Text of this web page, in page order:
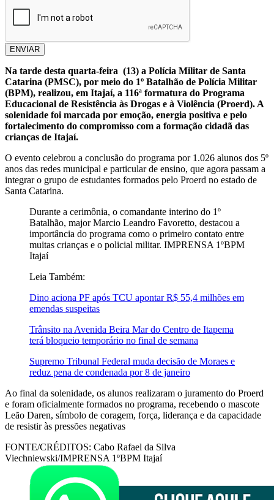
ENVIAR
Na tarde desta quarta-feira (13) a Polícia Militar de Santa
Catarina (PMSC), por meio do 1º Batalhão de Polícia Militar
(BPM), realizou, em Itajaí, a 116ª formatura do Programa
Educacional de Resistência às Drogas e à Violência (Proerd). A
solenidade foi marcada por emoção, energia positiva e pelo
fortalecimento do compromisso com a formação cidadã das
crianças de Itajaí.
O evento celebrou a conclusão do programa por 1.026 alunos dos 5º
anos das redes municipal e particular de ensino, que agora passam a
integrar o grupo de estudantes formados pelo Proerd no estado de
Santa Catarina.
Durante a cerimônia, o comandante interino do 1º
Batalhão, major Marcio Leandro Favoretto, destacou a
importância do programa como o primeiro contato entre
muitas crianças e o policial militar. IMPRENSA 1ºBPM
Itajaí
Leia Também:
Dino aciona PF após TCU apontar R$ 55,4 milhões em
emendas suspeitas
Trânsito na Avenida Beira Mar do Centro de Itapema
terá bloqueio temporário no final de semana
Supremo Tribunal Federal muda decisão de Moraes e
reduz pena de condenada por 8 de janeiro
Ao final da solenidade, os alunos realizaram o juramento do Proerd
e foram oficialmente formados no programa, recebendo o mascote
Leão Daren, símbolo de coragem, força, liderança e da capacidade
de resistir às pressões negativas
FONTE/CRÉDITOS: Cabo Rafael da Silva
Viechniewski/IMPRENSA 1ºBPM Itajaí